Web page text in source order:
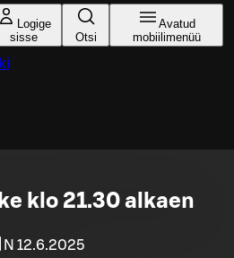
Logige
sisse
Otsi
Avatud
mobiilimenüü
klo 21.30 alkaen
N 12.6.2025